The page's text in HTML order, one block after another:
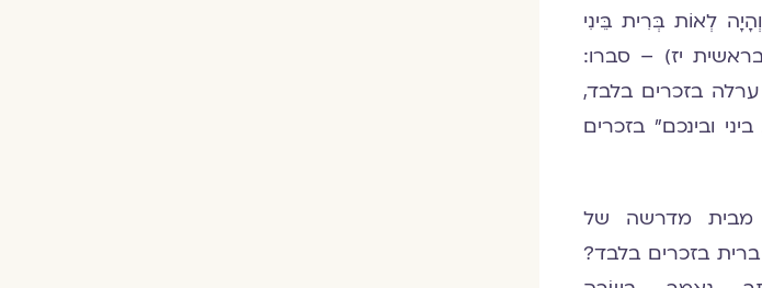
לְאוֹת בְּרִית בֵּינִי
יז) – סברו:
בזכרים בלבד,
ובינכם" בזכרים
מבית מדרשה של
בזכרים בלבד?